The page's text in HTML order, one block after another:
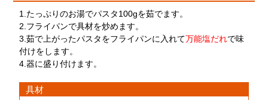
1.たっぷりのお湯でパスタ100gを茹でます。
2.フライパンで具材を炒めます。
3.茹で上がったパスタをフライパンに入れて万能塩だれで味
付けをします。
4.器に盛り付けます。
具材